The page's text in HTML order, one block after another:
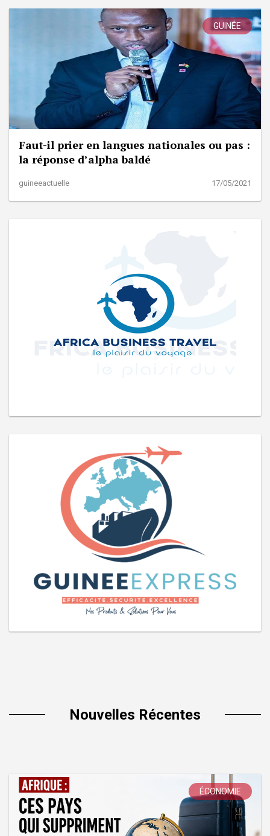
GUINÉE
Faut-il prier en langues nationales ou pas :
la réponse d’alpha baldé
guineeactuelle 17/05/2021
Nouvelles Récentes
ÉCONOMIE